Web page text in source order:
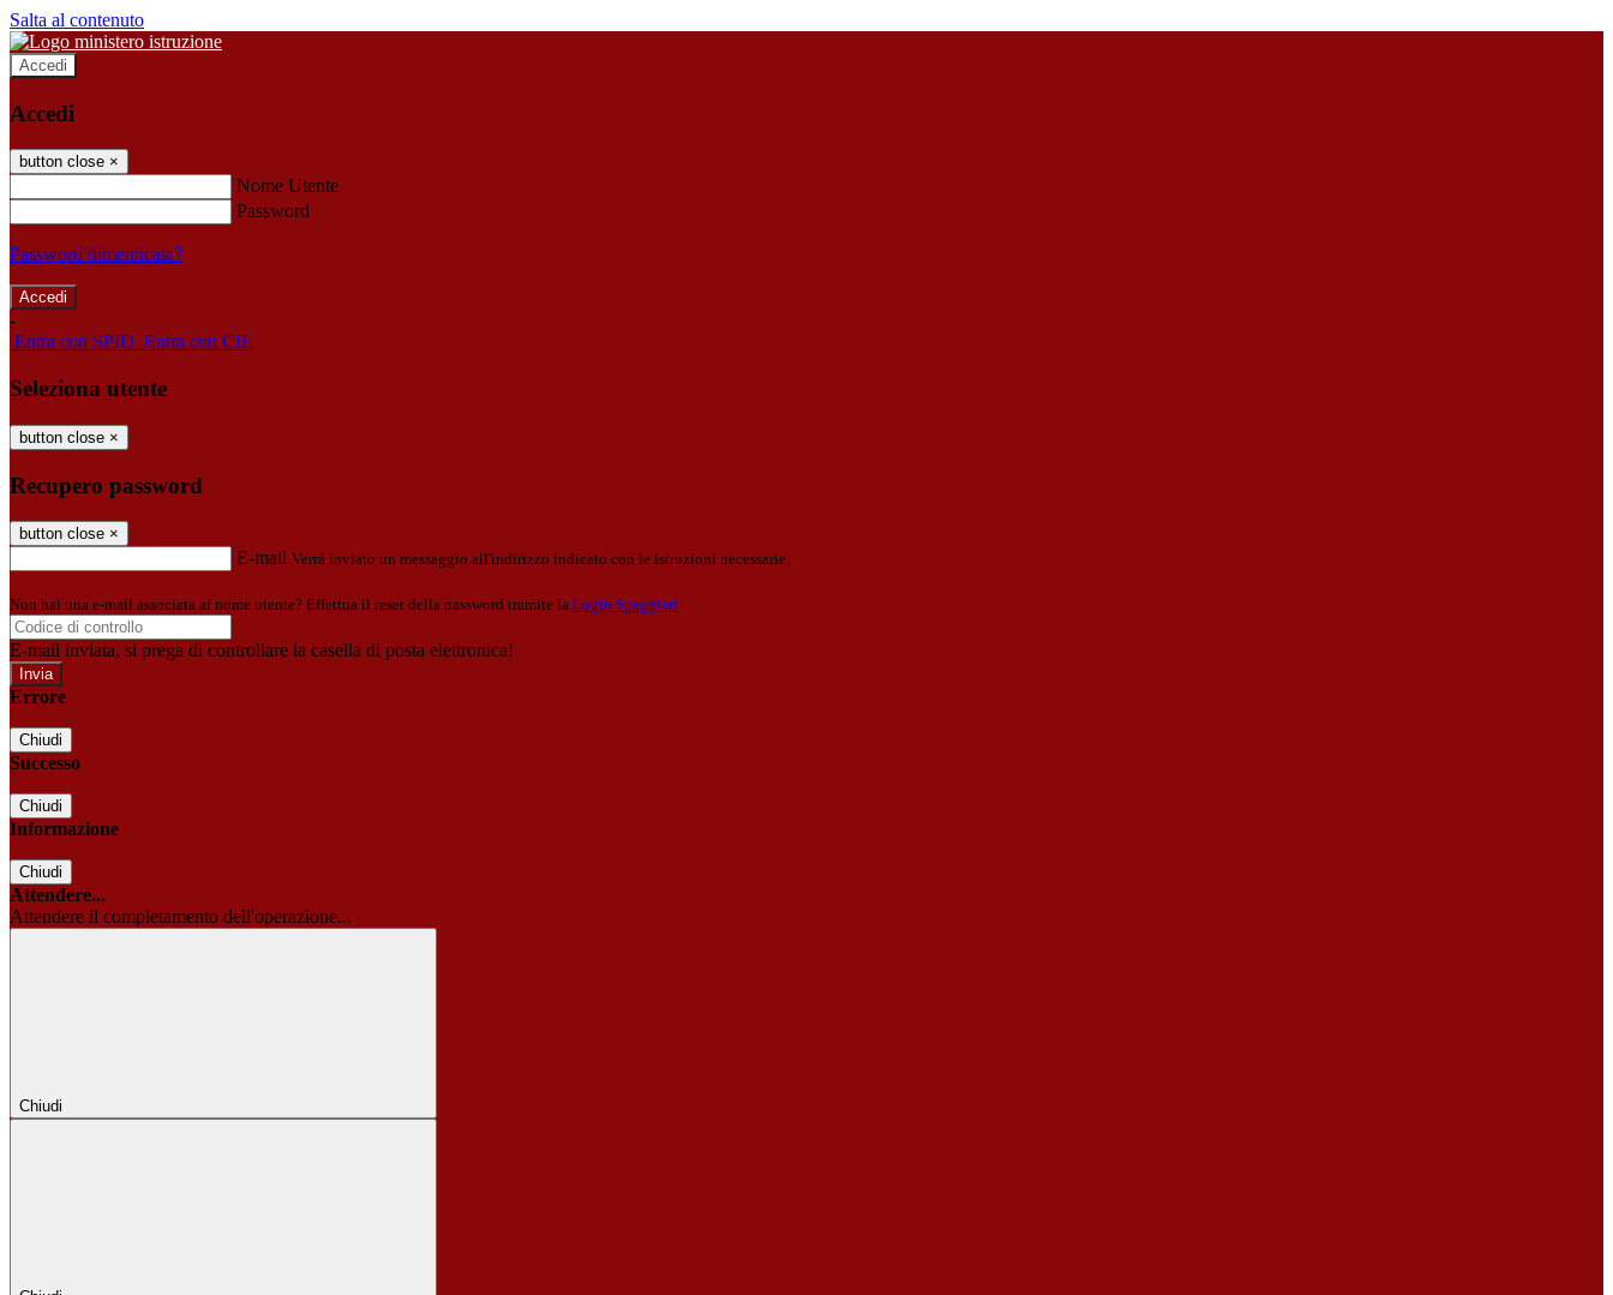
Salta al contenuto
Accedi
Accedi
button close ×
Nome Utente
Password
Password dimenticata?
-
Entra con SPID Entra con CIE
Seleziona utente
button close ×
Recupero password
button close ×
E-mail Verrà inviato un messaggio all'indirizzo indicato con le istruzioni necessarie.
Non hai una e-mail associata al nome utente? Effettua il reset della password tramite la Login Spaggiari
E-mail inviata, si prega di controllare la casella di posta elettronica!
Errore
Chiudi
Successo
Chiudi
Informazione
Chiudi
Attendere...
Attendere il completamento dell'operazione...
Chiudi